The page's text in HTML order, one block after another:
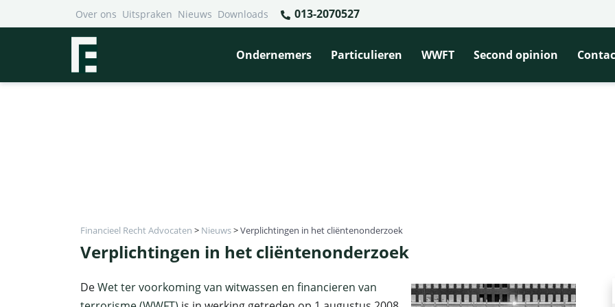
Over ons Uitspraken Nieuws Downloads 013-2070527
Ondernemers Particulieren WWFT Second opinion
Financieel Recht Advocaten > Nieuws>Verplichtingen in het cliëntenonderzoek
Verplichtingen in het cliëntenonderzoek
DeWet ter voorkoming van witwassen en financieren van